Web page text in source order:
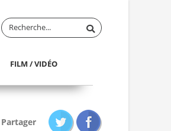
FILM / VIDÉO
Partager